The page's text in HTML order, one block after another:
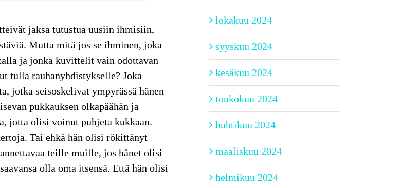
jaksa tutustua uusiin ihmisiin,
Mutta mitä jos se ihminen, joka
ja jonka kuvittelit vain odottavan
tulla rauhanyhdistykselle? Joka
jotka seisoskelivat ympyrässä hänen
pukkauksen olkapäähän ja
jotta olisi voinut puhjeta kukkaan.
Tai ehkä hän olisi rökittänyt
teille muille, jos hänet olisi
olla oma itsensä. Että hän olisi
lokakuu 2024
syyskuu 2024
kesäkuu 2024
toukokuu 2024
huhtikuu 2024
maaliskuu 2024
helmikuu 2024